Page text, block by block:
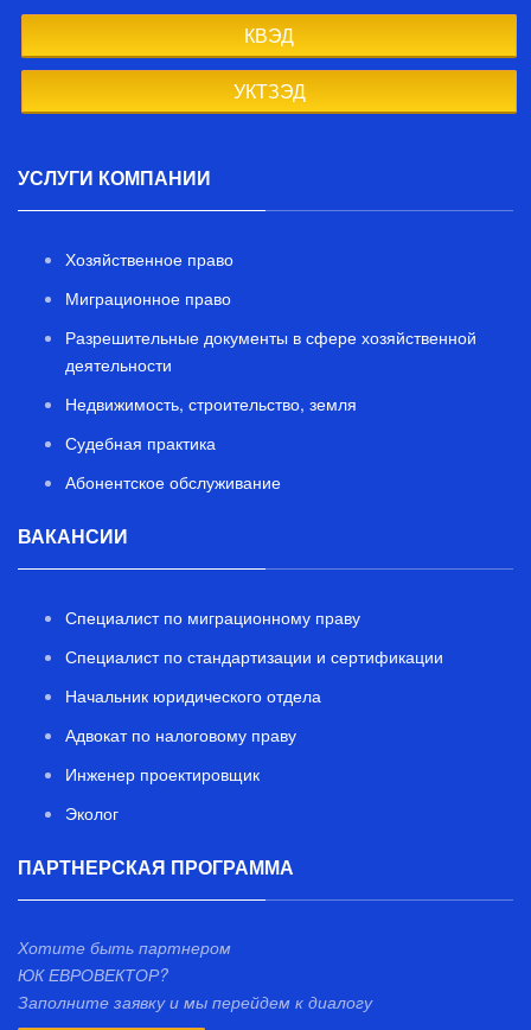
КВЭД
УКТЗЭД
УСЛУГИ КОМПАНИИ
Хозяйственное право
Миграционное право
Разрешительные документы в сфере хозяйственной
деятельности
Недвижимость, строительство, земля
Судебная практика
Абонентское обслуживание
ВАКАНСИИ
Специалист по миграционному праву
Специалист по стандартизации и сертификации
Начальник юридического отдела
Адвокат по налоговому праву
Инженер проектировщик
Эколог
ПАРТНЕРСКАЯ ПРОГРАММА
Хотите быть партнером
ЮК ЕВРОВЕКТОР?
Заполните заявку и мы перейдем к диалогу